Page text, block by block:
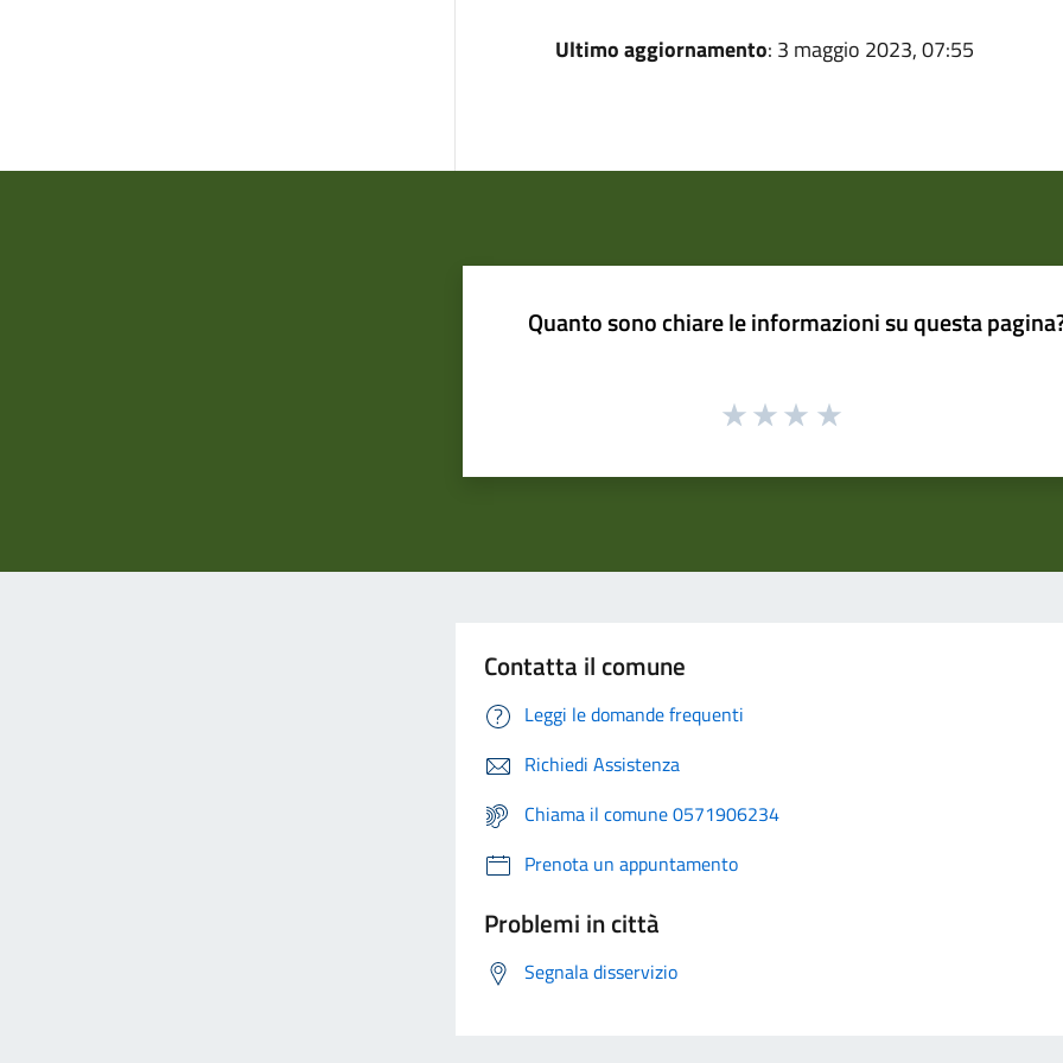
Ultimo aggiornamento: 3 maggio 2023, 07:55
Quanto sono chiare le informazioni su questa
Contatta il comune
Leggi le domande frequenti
Richiedi Assistenza
Chiama il comune 0571906234
Prenota un appuntamento
Problemi in città
Segnala disservizio